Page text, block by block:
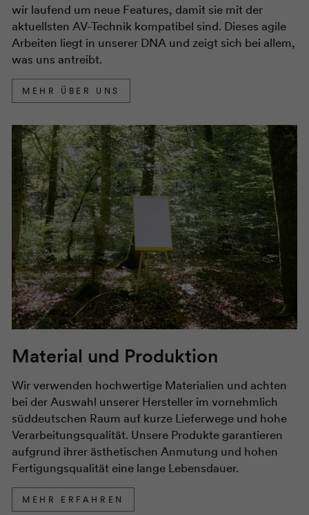
wir laufend um neue Features, damit sie mit der
aktuellsten AV-Technik kompatibel sind. Dieses agile
Arbeiten liegt in unserer DNA und zeigt sich bei allem,
was uns antreibt.
MEHR ÜBER UNS
Material und Produktion
Wir verwenden hochwertige Materialien und achten
bei der Auswahl unserer Hersteller im vornehmlich
süddeutschen Raum auf kurze Lieferwege und hohe
Verarbeitungsqualität. Unsere Produkte garantieren
aufgrund ihrer ästhetischen Anmutung und hohen
Fertigungsqualität eine lange Lebensdauer.
MEHR ERFAHREN